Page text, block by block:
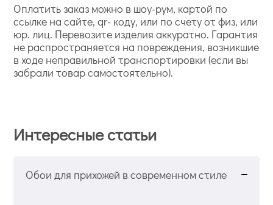
Оплатить заказ можно в шоу-рум, картой по
ссылке на сайте, qr- коду, или по счету от физ, или
юр. лиц. Перевозите изделия аккуратно. Гарантия
не распространяется на повреждения, возникшие
в ходе неправильной транспортировки (если вы
забрали товар самостоятельно).
Интересные статьи
Обои для прихожей в современном стиле